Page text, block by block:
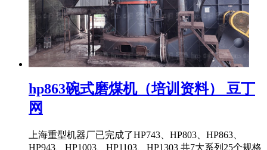
hp863碗式磨煤机（培训资料） 豆丁
网
上海重型机器厂已完成了HP743、HP803、HP863、
HP943、HP1003、HP1103、HP1303 共7大系列25个规格